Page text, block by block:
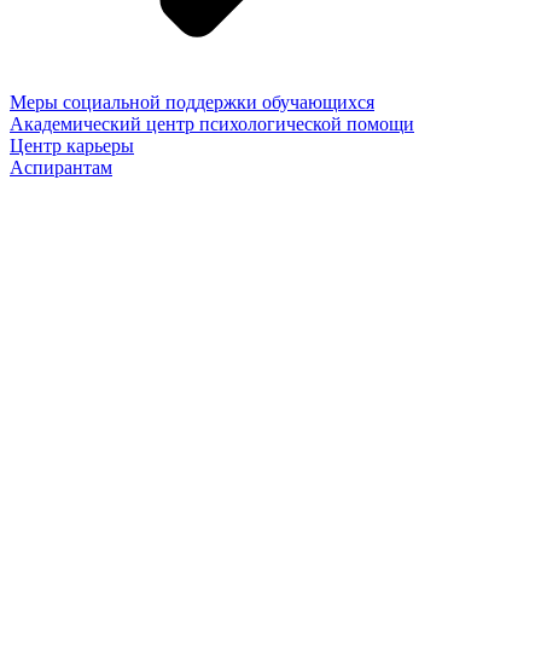
Меры социальной поддержки обучающихся
Академический центр психологической помощи
Центр карьеры
Аспирантам